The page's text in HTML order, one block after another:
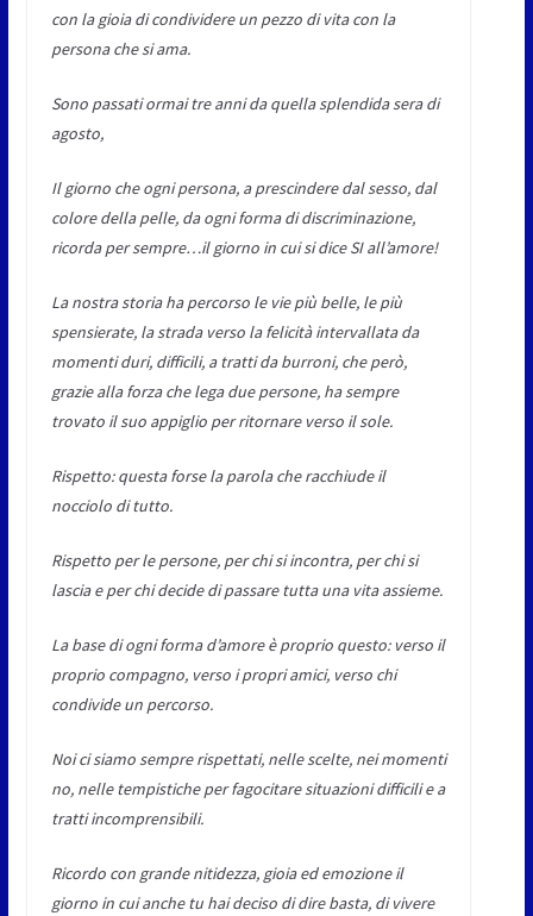
con la gioia di condividere un pezzo di vita con la
persona che si ama.
Sono passati ormai tre anni da quella splendida sera di
agosto,
Il giorno che ogni persona, a prescindere dal sesso, dal
colore della pelle, da ogni forma di discriminazione,
ricorda per sempre…il giorno in cui si dice SI all’amore!
La nostra storia ha percorso le vie più belle, le più
spensierate, la strada verso la felicità intervallata da
momenti duri, difficili, a tratti da burroni, che però,
grazie alla forza che lega due persone, ha sempre
trovato il suo appiglio per ritornare verso il sole.
Rispetto: questa forse la parola che racchiude il
nocciolo di tutto.
Rispetto per le persone, per chi si incontra, per chi si
lascia e per chi decide di passare tutta una vita assieme.
La base di ogni forma d’amore è proprio questo: verso il
proprio compagno, verso i propri amici, verso chi
condivide un percorso.
Noi ci siamo sempre rispettati, nelle scelte, nei momenti
no, nelle tempistiche per fagocitare situazioni difficili e a
tratti incomprensibili.
Ricordo con grande nitidezza, gioia ed emozione il
giorno in cui anche tu hai deciso di dire basta, di vivere